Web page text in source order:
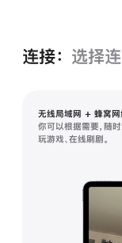
连接： 选择连
无线局域网 + 蜂窝网
你可以根据需要，随
玩游戏、在线刷剧。